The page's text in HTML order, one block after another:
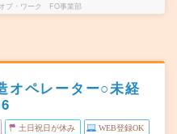
ブ・ワーク FO事業部
オペレーター○未経
土日祝日が休み WEB登録OK